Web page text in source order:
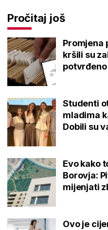
Pročitaj još
Promjena
kršili su
potvrđeno
Studenti
mladima
Dobili su
Evo kako
Borovja:
mijenjati
Ovo je